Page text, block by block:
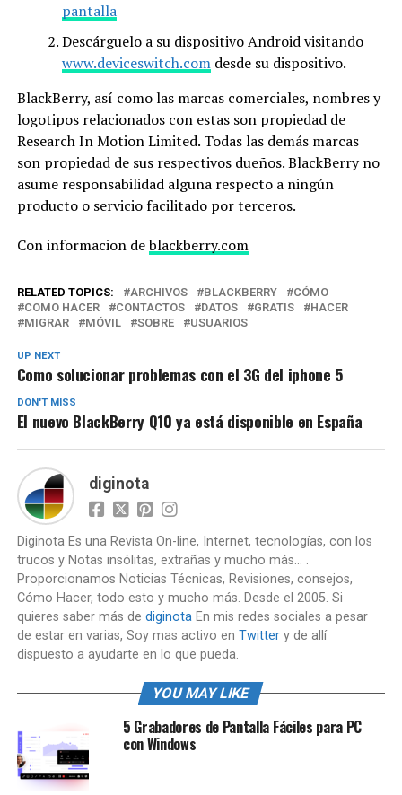
pantalla
Descárguelo a su dispositivo Android visitando
www.deviceswitch.comdesde su dispositivo.
BlackBerry, así como las marcas comerciales, nombres y
logotipos relacionados con estas son propiedad de
Research In Motion Limited. Todas las demás marcas
son propiedad de sus respectivos dueños. BlackBerry no
asume responsabilidad alguna respecto a ningún
producto o servicio facilitado por terceros.
Con informacion deblackberry.com
RELATED TOPICS: ARCHIVOS BLACKBERRY
CÓMO
COMO HACER
CONTACTOS DATOS GRATIS
HACER
MIGRAR
MÓVIL SOBRE USUARIOS
UP NEXT
Como solucionar problemas con el 3G del iphone 5
DON'T MISS
El nuevo BlackBerry Q10 ya está disponible en España
diginota
Diginota Es una Revista On-line, Internet, tecnologías, con los
trucos y Notas insólitas, extrañas y mucho más... .
Proporcionamos Noticias Técnicas, Revisiones, consejos,
Cómo Hacer, todo esto y mucho más. Desde el 2005. Si
quieres saber más de diginotaEn mis redes sociales a pesar
de estar en varias, Soy mas activo en Twittery de allí
dispuesto a ayudarte en lo que pueda.
YOU MAY LIKE
5 Grabadores de Pantalla Fáciles para PC
con Windows